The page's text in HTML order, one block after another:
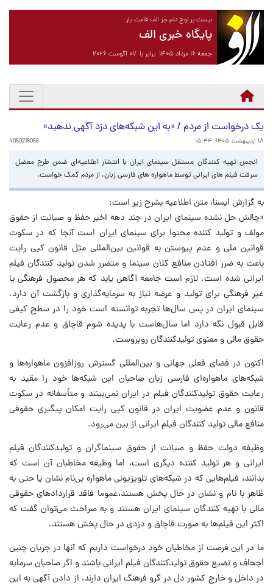
نیست بر لوح دلم جز الف قامت یار
پایگاه خبری الف
جمعه ۱۶ مرداد ۱۴۰۵ برابر با ۰۷ آگوست ۲۰۲۶
یک درخواست از مردم / «به این شبکه‌های دزد آگهی ندهید»
۱۸ اردیبهشت ۱۴۰۵، ۱۵:۴۴ 4050218056
انجمن تهیه کنندگان مستقل سینمای ایران با انتشار اطلاعیه‌ای ضمن طرح معضل
سرقت فیلم های ایرانی توسط ماهواره های فارسی زبان، از مردم کمک خواست.
به گزارش ایسنا، متن اطلاعیه بشرح زیر است:
«چالش حل نشده سینمای ایران در چند دهه اخیر حفظ و صیانت از حقوق
مولف و تولید کننده محتوا برای سینمای ایران است آنجا که در سکوت
قوانین ملی و عدم پیوستن به قوانین بین‌المللی مثل قانون کپی رایت
باعث به ضرر افتادن منافع کلان سینما و متضرر شدن تولید کنندگان فیلم
ایرانی شده است. لازم است جامعه آگاهی یابد که هر محصول فرهنگی یا
غیر فرهنگی برای تولید و عرضه نیاز به سرمایه‌گذاری و بازگشت آن دارد.
سینمای ایران در پس سال‌ها تجربه توانسته است خود را در سطح کیفی
قابل قبول نگه دارد اما سال‌هاست با پدیده شوم قاچاق و عدم رعایت
حقوق مالی و معنوی تولیدکنندگان روبروست.
اکنون در فضای فعلی جهانی و بین‌المللی گسترش روزافزون ماهواره‌ها و
شبکه‌های ماهواره‌ای فارسی زبان صاحبان این شبکه‌ها خود را مقید به
رعایت حقوق تولیدکنندگان فیلم در ایران نمی‌بینند و متأسفانه در سکوت
قانون و عدم عضویت ایران در قانون کپی رایت امکان پیگیری حقوقی
منافع مالی تولید کنندگان فیلم ایرانی از بین می‌رود.
وظیفه دولت حفظ و صیانت از حقوق سینماگران و تولیدکنندگان فیلم
ایرانی و هر تولید کننده دیگری است، اما وظیفه مخاطبان آن است که
بدانند، فیلم‌هایی که در شبکه‌های تلویزیونی ماهواره بی‌نام نشان یا حتی به
ظاهر با نام و نشان در حال پخش هستند،عموما فاقد قراردادهای حقوقی
مالی با تهیه کنندگان سینمای ایران هستند و به صراحت می‌توان گفت که
اکثر این فیلم‌ها به صورت قاچاق و دزدی در حال پخش هستند.
ما در این فرصت از مخاطبان خود درخواست داریم که آنها در جریان چنین
اجحاف و تضیع حقوق تولیدکنندگان فیلم ایرانی باشند و اگر صاحبان سرمایه
در داخل و خارج کشور دل در گرو فرهنگ ایران دارند، از دادن آگهی به این